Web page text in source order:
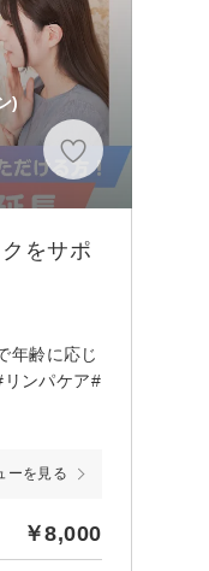
)
をサポ
年齢に応じ
ンパケア#
ーを見る
￥8,000